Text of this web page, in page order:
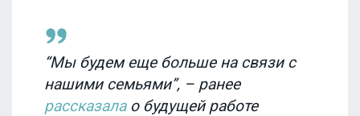
“Мы будем еще больше на связи с
нашими семьями”, – ранее
рассказалао будущей работе